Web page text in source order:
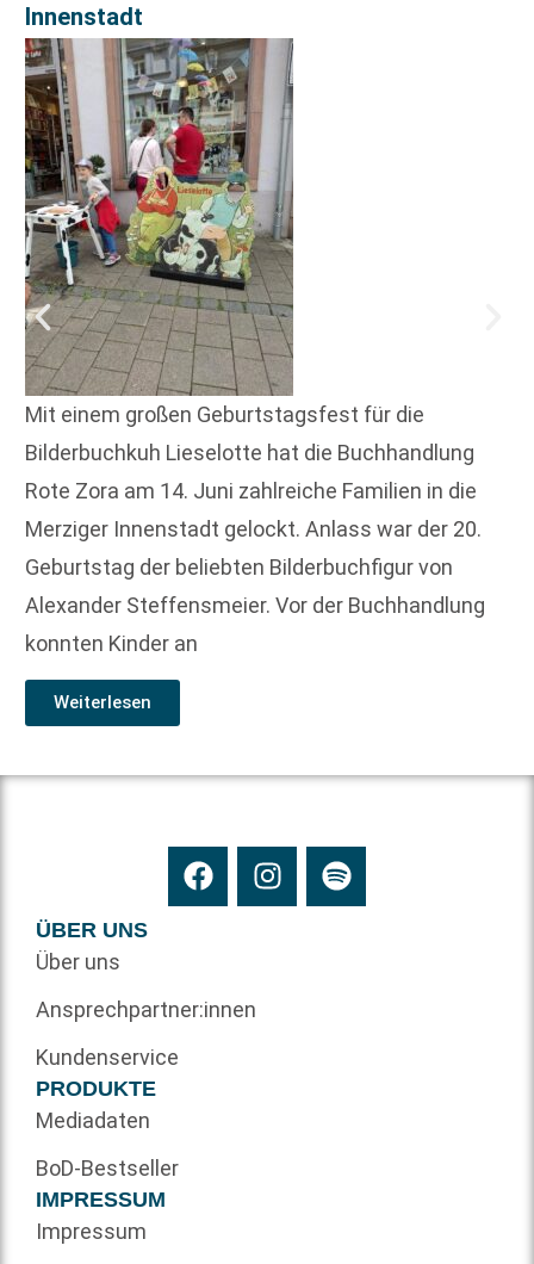
Innenstadt
Mit einem großen Geburtstagsfest für die
Bilderbuchkuh Lieselotte hat die Buchhandlung
Rote Zora am 14. Juni zahlreiche Familien in die
Merziger Innenstadt gelockt. Anlass war der 20.
Geburtstag der beliebten Bilderbuchfigur von
Alexander Steffensmeier. Vor der Buchhandlung
konnten Kinder an
Weiterlesen
ÜBER UNS
Über uns
Ansprechpartner:innen
Kundenservice
PRODUKTE
Mediadaten
BoD-Bestseller
IMPRESSUM
Impressum